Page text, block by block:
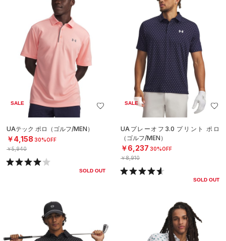
SALE
UAテック ポロ（ゴルフ/MEN）
￥4,158 30%OFF
￥5,940
SOLD OUT
SALE
UAプレーオフ3.0 プリント ポロ
（ゴルフ/MEN）
￥6,237 30%OFF
￥8,910
SOLD OUT